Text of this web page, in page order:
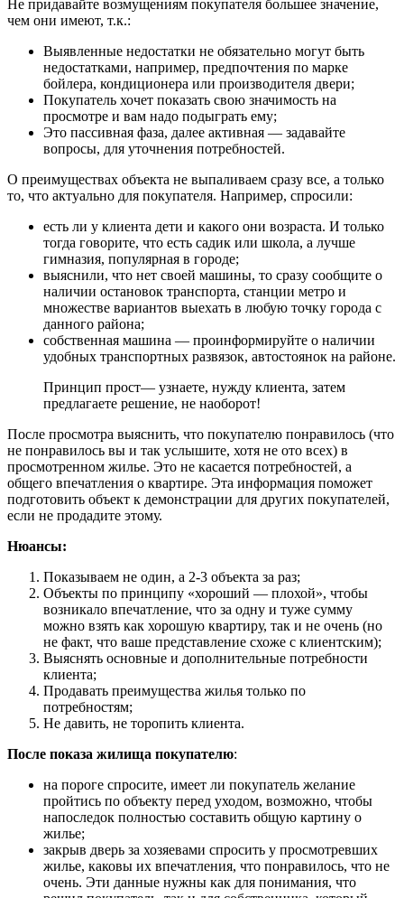
Не придавайте возмущениям покупателя большее значение,
чем они имеют, т.к.:
Выявленные недостатки не обязательно могут быть
недостатками, например, предпочтения по марке
бойлера, кондиционера или производителя двери;
Покупатель хочет показать свою значимость на
просмотре и вам надо подыграть ему;
Это пассивная фаза, далее активная — задавайте
вопросы, для уточнения потребностей.
О преимуществах объекта не выпаливаем сразу все, а только
то, что актуально для покупателя. Например, спросили:
есть ли у клиента дети и какого они возраста. И только
тогда говорите, что есть садик или школа, а лучше
гимназия, популярная в городе;
выяснили, что нет своей машины, то сразу сообщите о
наличии остановок транспорта, станции метро и
множестве вариантов выехать в любую точку города с
данного района;
собственная машина — проинформируйте о наличии
удобных транспортных развязок, автостоянок на районе.
Принцип прост— узнаете, нужду клиента, затем
предлагаете решение, не наоборот!
После просмотра выяснить, что покупателю понравилось (что
не понравилось вы и так услышите, хотя не ото всех) в
просмотренном жилье. Это не касается потребностей, а
общего впечатления о квартире. Эта информация поможет
подготовить объект к демонстрации для других покупателей,
если не продадите этому.
Нюансы:
Показываем не один, а 2-3 объекта за раз;
Объекты по принципу «хороший — плохой», чтобы
возникало впечатление, что за одну и туже сумму
можно взять как хорошую квартиру, так и не очень (но
не факт, что ваше представление схоже с клиентским);
Выяснять основные и дополнительные потребности
клиента;
Продавать преимущества жилья только по
потребностям;
Не давить, не торопить клиента.
После показа жилища покупателю:
на пороге спросите, имеет ли покупатель желание
пройтись по объекту перед уходом, возможно, чтобы
напоследок полностью составить общую картину о
жилье;
закрыв дверь за хозяевами спросить у просмотревших
жилье, каковы их впечатления, что понравилось, что не
очень. Эти данные нужны как для понимания, что